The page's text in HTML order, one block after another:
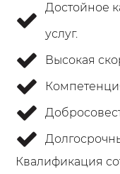
Достойное
услуг.
Высокая
Квалификация